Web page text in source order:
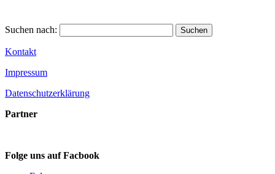
Suchen nach:
Kontakt
Impressum
Datenschutzerklärung
Partner
Folge uns auf Facbook